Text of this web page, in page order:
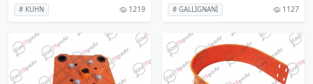
# KUHN 1219 # GALLİGNANİ 1127